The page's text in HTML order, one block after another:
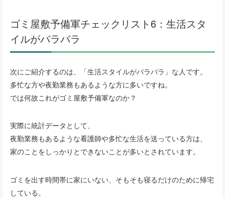
ゴミ屋敷予備軍チェックリスト6：生活スタ
イルがバラバラ
次にご紹介するのは、「生活スタイルがバラバラ」な人です。
多忙な方や夜勤業務もあるような方に多いですね。
では何故これがゴミ屋敷予備軍なのか？
実際に統計データとして、
夜勤業務もあるような看護師や多忙な生活を送っている方は、
家のことをしっかりとできないことが多いとされています。
ゴミを出す時間帯に家にいない、そもそも寝るだけのために帰宅
している。